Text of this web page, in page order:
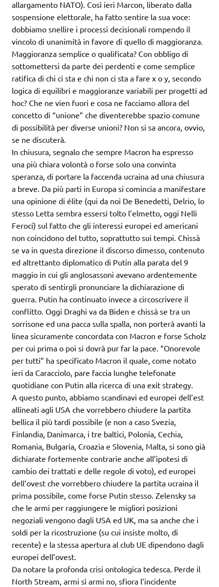
allargamento NATO). Così ieri Marcon, liberato dalla
sospensione elettorale, ha fatto sentire la sua voce:
dobbiamo snellire i processi decisionali rompendo il
vincolo di unanimità in favore di quello di maggioranza.
Maggioranza semplice o qualificata? Con obbligo di
sottomettersi da parte dei perdenti e come semplice
ratifica di chi ci sta e chi non ci sta a fare x o y, secondo
logica di equilibri e maggioranze variabili per progetti ad
hoc? Che ne vien fuori e cosa ne facciamo allora del
concetto di “unione” che diventerebbe spazio comune
di possibilità per diverse unioni? Non si sa ancora, ovvio,
se ne discuterà.
In chiusura, segnalo che sempre Macron ha espresso
una più chiara volontà o forse solo una convinta
speranza, di portare la faccenda ucraina ad una chiusura
a breve. Da più parti in Europa si comincia a manifestare
una opinione di élite (qui da noi De Benedetti, Delrio, lo
stesso Letta sembra essersi tolto l’elmetto, oggi Nelli
Feroci) sul fatto che gli interessi europei ed americani
non coincidono del tutto, soprattutto sui tempi. Chissà
se va in questa direzione il discorso dimesso, contenuto
ed altrettanto diplomatico di Putin alla parata del 9
maggio in cui gli anglosassoni avevano ardentemente
sperato di sentirgli pronunciare la dichiarazione di
guerra. Putin ha continuato invece a circoscrivere il
conflitto. Oggi Draghi va da Biden e chissà se tra un
sorrisone ed una pacca sulla spalla, non porterà avanti la
linea sicuramente concordata con Macron e forse Scholz
per cui prima o poi si dovrà pur far la pace. “Onorevole
per tutti” ha specificato Macron il quale, come notato
ieri da Caracciolo, pare faccia lunghe telefonate
quotidiane con Putin alla ricerca di una exit strategy.
A questo punto, abbiamo scandinavi ed europei dell’est
allineati agli USA che vorrebbero chiudere la partita
bellica il più tardi possibile (e non a caso Svezia,
Finlandia, Danimarca, i tre baltici, Polonia, Cechia,
Romania, Bulgaria, Croazia e Slovenia, Malta, si sono già
dichiarate fortemente contrarie anche all’ipotesi di
cambio dei trattati e delle regole di voto), ed europei
dell’ovest che vorrebbero chiudere la partita ucraina il
prima possibile, come forse Putin stesso. Zelensky sa
che le armi per raggiungere le migliori posizioni
negoziali vengono dagli USA ed UK, ma sa anche che i
soldi per la ricostruzione (su cui insiste molto, di
recente) e la stessa apertura al club UE dipendono dagli
europei dell’ovest.
Da notare la profonda crisi ontologica tedesca. Perde il
North Stream, armi sì armi no, sfiora l’incidente